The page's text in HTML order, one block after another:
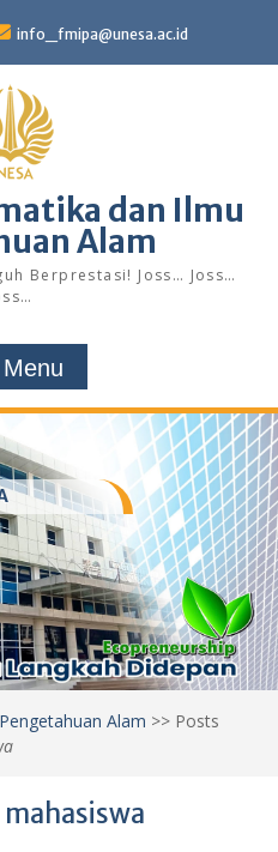
info_fmipa@unesa.ac.id
dan Ilmu
Alam
Berprestasi! Joss… Joss…
Menu
Alam >> Posts